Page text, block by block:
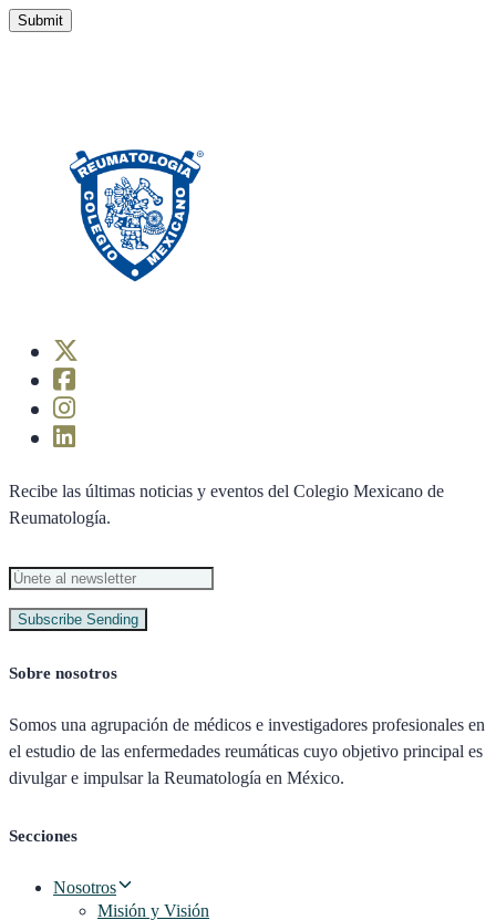
Recibe las últimas noticias y eventos del Colegio Mexicano de
Reumatología.
Subscribe Sending
Sobre nosotros
Somos una agrupación de médicos e investigadores profesionales en
el estudio de las enfermedades reumáticas cuyo objetivo principal es
divulgar e impulsar la Reumatología en México.
Secciones
Nosotros
Misión y Visión